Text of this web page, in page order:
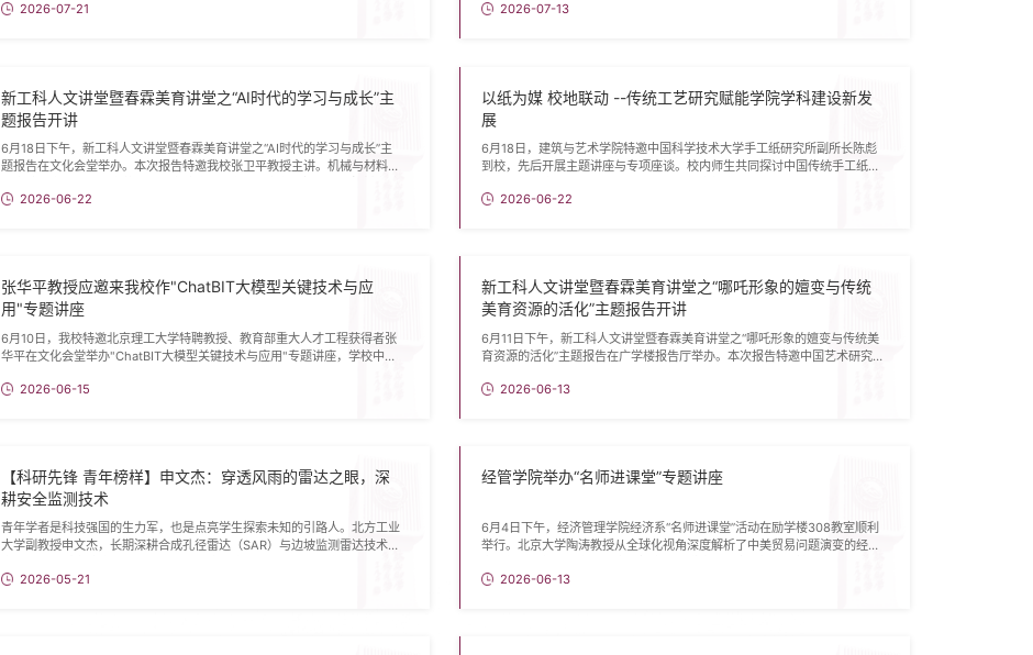
在中国建筑工业出版社举行。中国工程院院士马国馨，中国建筑工业出版社
2026-07-21
借出色的设计方案，在华北区众多高校中脱颖而出。本届联合毕业设计以
2026-07-13
新工科人文讲堂暨春霖美育讲堂之“AI时代的学习与成长”主
题报告开讲
6月18日下午，新工科人文讲堂暨春霖美育讲堂之“AI时代的学习与成长”主
题报告在文化会堂举办。本次报告特邀我校张卫平教授主讲。机械与材料工
党委书记陈勇钢主持报告。张卫平教授聚焦当前AI发展态势，对人工智能与
2026-06-22
以纸为媒 校地联动 --传统工艺研究赋能学院学科建设新发
展
6月18日，建筑与艺术学院特邀中国科学技术大学手工纸研究所副所长陈彪
到校，先后开展主题讲座与专项座谈。校内师生共同探讨中国传统手工纸的
调查研究与思考》开展专题讲座。作为国内传统手工纸研究领域的资深学
2026-06-22
张华平教授应邀来我校作"ChatBIT大模型关键技术与应
用"专题讲座
6月10日，我校特邀北京理工大学特聘教授、教育部重大人才工程获得者张
华平在文化会堂举办"ChatBIT大模型关键技术与应用"专题讲座，学校中层
域发展、人才培养、学科建设等议题进行了深入交流。会上，张华平教授围
2026-06-15
新工科人文讲堂暨春霖美育讲堂之“哪吒形象的嬗变与传统
美育资源的活化”主题报告开讲
6月11日下午，新工科人文讲堂暨春霖美育讲堂之“哪吒形象的嬗变与传统美
育资源的活化”主题报告在广学楼报告厅举办。本次报告特邀中国艺术研究
他学院的200余名学生参加报告会。原机材学院党委书记王文革主持报告。
2026-06-13
【科研先锋 青年榜样】申文杰：穿透风雨的雷达之眼，深
耕安全监测技术
青年学者是科技强国的生力军，也是点亮学生探索未知的引路人。北方工业
大学副教授申文杰，长期深耕合成孔径雷达（SAR）与边坡监测雷达技术研
法，到三尺讲台上的生动讲述，他始终秉持“将科研写在祖国大地上”的信
2026-05-21
经管学院举办“名师进课堂”专题讲座
6月4日下午，经济管理学院经济系“名师进课堂”活动在励学楼308教室顺利
举行。北京大学陶涛教授从全球化视角深度解析了中美贸易问题演变的经济
以来中美经贸摩擦的时间线。从三轮全球化发展历程切入，解析了90年代
2026-06-13